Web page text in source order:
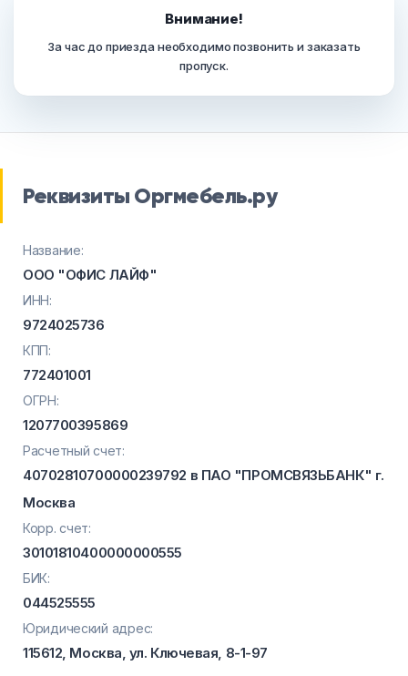
Внимание!
За час до приезда необходимо позвонить и заказать
пропуск.
Реквизиты Оргмебель.ру
Название:
ООО "ОФИС ЛАЙФ"
ИНН:
9724025736
КПП:
772401001
ОГРН:
1207700395869
Расчетный счет:
40702810700000239792 в ПАО "ПРОМСВЯЗЬБАНК" г.
Москва
Корр. счет:
30101810400000000555
БИК:
044525555
Юридический адрес:
115612, Москва, ул. Ключевая, 8-1-97